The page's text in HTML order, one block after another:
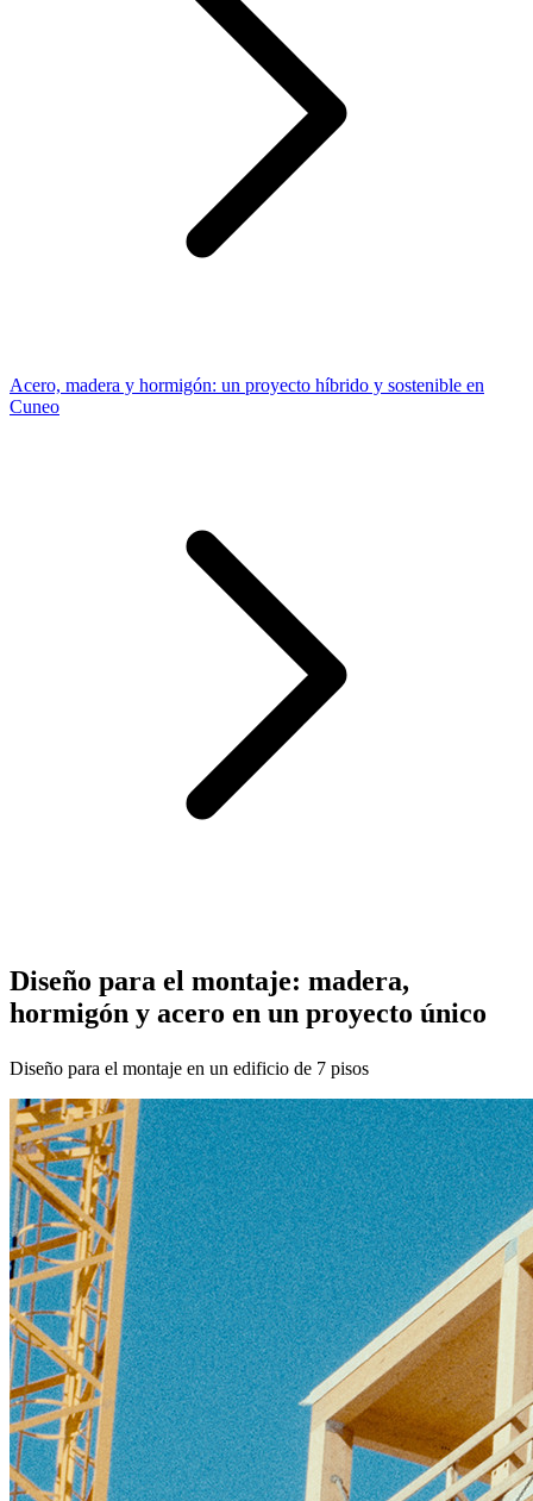
Acero, madera y hormigón: un proyecto híbrido y sostenible en
Cuneo
Diseño para el montaje: madera,
hormigón y acero en un proyecto único
Diseño para el montaje en un edificio de 7 pisos